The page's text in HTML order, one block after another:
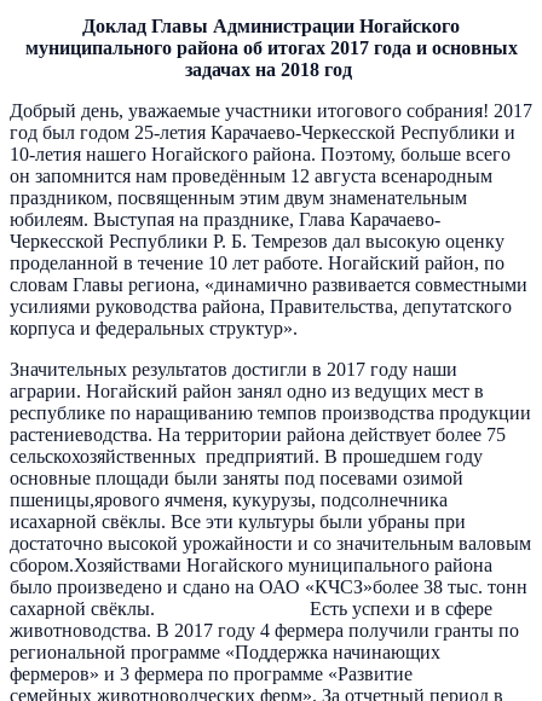
Доклад Главы Администрации Ногайского
муниципального района об итогах 2017 года и основных
задачах на 2018 год
Добрый день, уважаемые участники итогового собрания! 2017
год был годом 25-летия Карачаево-Черкесской Республики и
10-летия нашего Ногайского района. Поэтому, больше всего
он запомнится нам проведённым 12 августа всенародным
праздником, посвященным этим двум знаменательным
юбилеям. Выступая на празднике, Глава Карачаево-
Черкесской Республики Р. Б. Темрезов дал высокую оценку
проделанной в течение 10 лет работе. Ногайский район, по
словам Главы региона, «динамично развивается совместными
усилиями руководства района, Правительства, депутатского
корпуса и федеральных структур».
Значительных результатов достигли в 2017 году наши
аграрии. Ногайский район занял одно из ведущих мест в
республике по наращиванию темпов производства продукции
растениеводства. На территории района действует более 75
сельскохозяйственных предприятий. В прошедшем году
основные площади были заняты под посевами озимой
пшеницы,ярового ячменя, кукурузы, подсолнечника
исахарной свёклы. Все эти культуры были убраны при
достаточно высокой урожайности и со значительным валовым
сбором.Хозяйствами Ногайского муниципального района
было произведено и сдано на ОАО «КЧСЗ»более 38 тыс. тонн
сахарной свёклы. Есть успехи и в сфере
животноводства. В 2017 году 4 фермера получили гранты по
региональной программе «Поддержка начинающих
фермеров» и 3 фермера по программе «Развитие
семейных животноводческих ферм». За отчетный период в